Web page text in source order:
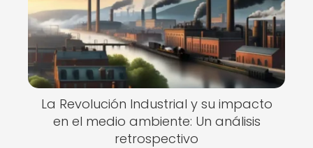
La Revolución Industrial y su impacto
en el medio ambiente: Un análisis
retrospectivo